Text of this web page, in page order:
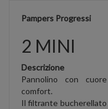
Pampers Progressi
2 MINI
Descrizione
Pannolino con
comfort.
Il filtrante bucherellato